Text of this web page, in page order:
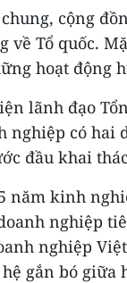
cộng
về Tổ quốc.
hoạt động
lãnh đạo
nghiệp có hai
đầu khai
năm kinh
nghiệp
nghiệp
gắn bó giữa